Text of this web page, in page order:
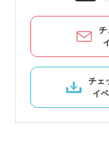
チ
チェ
イ